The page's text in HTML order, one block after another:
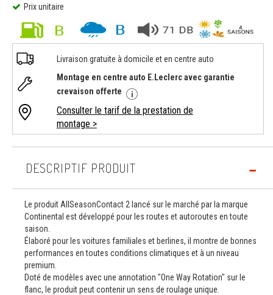
Prix unitaire
Livraison gratuite à domicile et en centre auto
Montage en centre auto E.Leclerc avec garantie
crevaison offerte
Consulter le tarif de la prestation de
montage >
DESCRIPTIF PRODUIT
Le produit AllSeasonContact 2 lancé sur le marché par la marque
Continental est développé pour les routes et autoroutes en toute
saison.
Élaboré pour les voitures familiales et berlines, il montre de bonnes
performances en toutes conditions climatiques et à un niveau
premium.
Doté de modèles avec une annotation "One Way Rotation" sur le
flanc, le produit peut contenir un sens de roulage unique.